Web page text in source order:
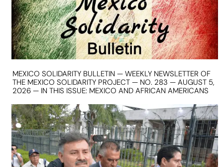
MEXICO SOLIDARITY BULLETIN — WEEKLY NEWSLETTER OF
THE MEXICO SOLIDARITY PROJECT — NO. 283 — AUGUST 5,
2026 — IN THIS ISSUE: MEXICO AND AFRICAN AMERICANS